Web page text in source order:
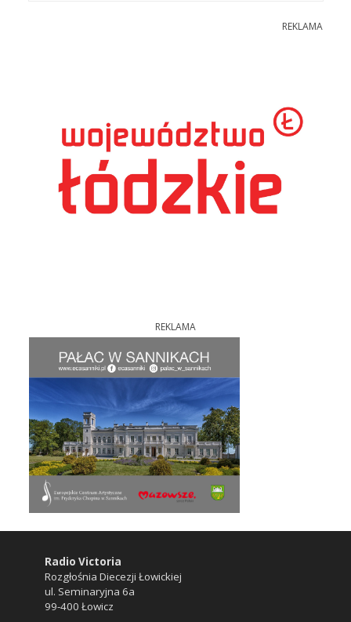
REKLAMA
REKLAMA
Radio Victoria
Rozgłośnia Diecezji Łowickiej
ul. Seminaryjna 6a
99-400 Łowicz